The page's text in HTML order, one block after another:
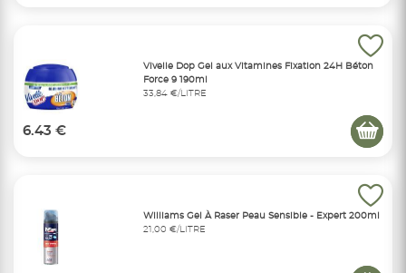
Vivelle Dop Gel aux Vitamines Fixation 24H Béton
Force 9 190ml
33,84 €/LITRE
6.43 €
Williams Gel À Raser Peau Sensible - Expert 200ml
21,00 €/LITRE